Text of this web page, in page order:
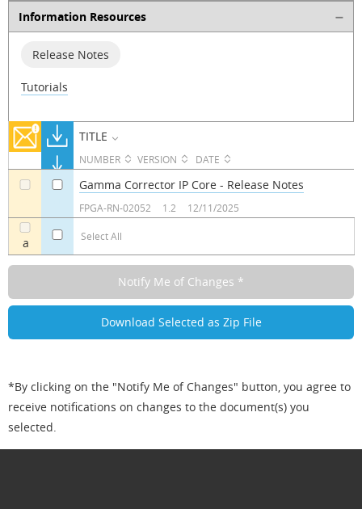
Information Resources
Release Notes
Tutorials
TITLE
NUMBER VERSION DATE
a Select All
Gamma Corrector IP Core - Release Notes
FPGA-RN-02052 1.2 12/11/2025
*By clicking on the "Notify Me of Changes" button, you agree to
receive notifications on changes to the document(s) you
selected.